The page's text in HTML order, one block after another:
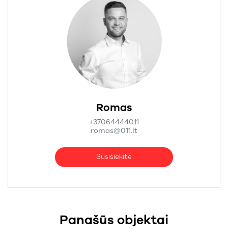
Romas
+37064444011
romas@011.lt
Susisiekite
Panašūs objektai